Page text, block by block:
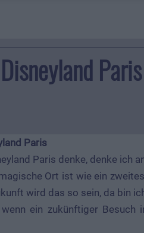
Paris
Paris denke, denke ich
Ort ist wie ein
wird das so sein, da bin
ein zukünftiger Besuch